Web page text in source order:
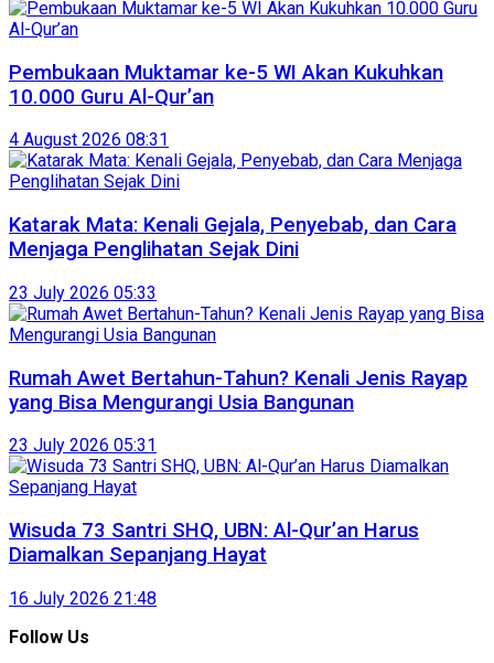
Pembukaan Muktamar ke-5 WI Akan Kukuhkan
10.000 Guru Al-Qur’an
4 August 2026 08:31
Katarak Mata: Kenali Gejala, Penyebab, dan Cara
Menjaga Penglihatan Sejak Dini
23 July 2026 05:33
Rumah Awet Bertahun-Tahun? Kenali Jenis Rayap
yang Bisa Mengurangi Usia Bangunan
23 July 2026 05:31
Wisuda 73 Santri SHQ, UBN: Al-Qur’an Harus
Diamalkan Sepanjang Hayat
16 July 2026 21:48
Follow Us